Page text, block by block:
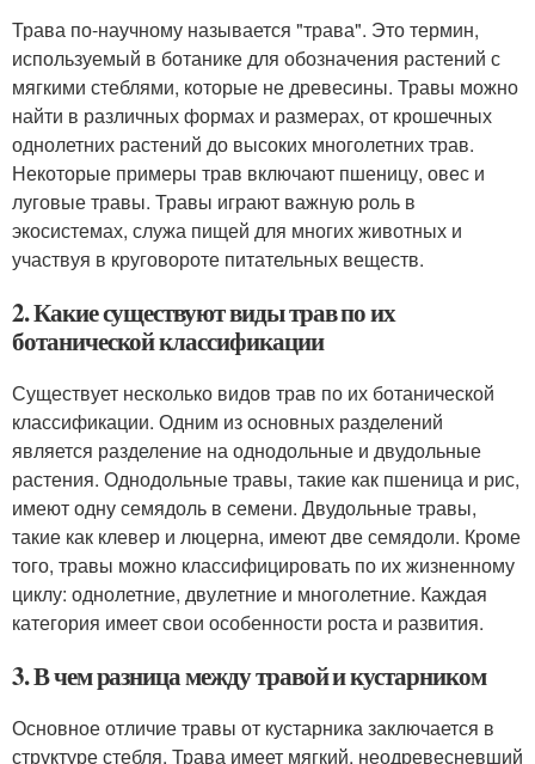
Трава по-научному называется "трава". Это термин,
используемый в ботанике для обозначения растений с
мягкими стеблями, которые не древесины. Травы можно
найти в различных формах и размерах, от крошечных
однолетних растений до высоких многолетних трав.
Некоторые примеры трав включают пшеницу, овес и
луговые травы. Травы играют важную роль в
экосистемах, служа пищей для многих животных и
участвуя в круговороте питательных веществ.
2. Какие существуют виды трав по их
ботанической классификации
Существует несколько видов трав по их ботанической
классификации. Одним из основных разделений
является разделение на однодольные и двудольные
растения. Однодольные травы, такие как пшеница и рис,
имеют одну семядоль в семени. Двудольные травы,
такие как клевер и люцерна, имеют две семядоли. Кроме
того, травы можно классифицировать по их жизненному
циклу: однолетние, двулетние и многолетние. Каждая
категория имеет свои особенности роста и развития.
3. В чем разница между травой и кустарником
Основное отличие травы от кустарника заключается в
структуре стебля. Трава имеет мягкий, неодревесневший